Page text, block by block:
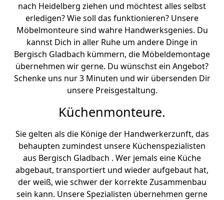
nach Heidelberg ziehen und möchtest alles selbst
erledigen? Wie soll das funktionieren? Unsere
Möbelmonteure sind wahre Handwerksgenies. Du
kannst Dich in aller Ruhe um andere Dinge in
Bergisch Gladbach kümmern, die Möbeldemontage
übernehmen wir gerne. Du wünschst ein Angebot?
Schenke uns nur 3 Minuten und wir übersenden Dir
unsere Preisgestaltung.
Küchenmonteure.
Sie gelten als die Könige der Handwerkerzunft, das
behaupten zumindest unsere Küchenspezialisten
aus Bergisch Gladbach . Wer jemals eine Küche
abgebaut, transportiert und wieder aufgebaut hat,
der weiß, wie schwer der korrekte Zusammenbau
sein kann. Unsere Spezialisten übernehmen gerne